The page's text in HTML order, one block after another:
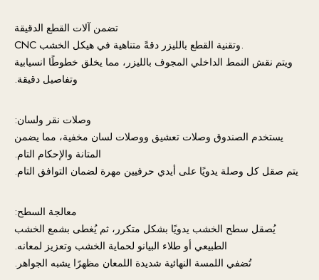
تضمن آلات القطع الدقيقة
CNC وتقنية القطع بالليزر دقةً متناهية في هيكل الخشب.
ويتم نقش النمط الداخلي المجوف بالليزر، مما يخلق خطوطًا انسيابية
وتفاصيل دقيقة.
وصلات نقر ولسان:
يستخدم الصندوق وصلات تعشيق ووصلات لسان مخفية، مما يضمن
المتانة والإحكام التام.
يتم صقل كل وصلة يدويًا على أيدي حرفيين مهرة لضمان التوافق التام.
معالجة السطح:
يُصقل سطح الخشب يدويًا بشكل متكرر، ثم يُغطى بشمع الخشب
الطبيعي أو طلاء البيانو لحماية الخشب وتعزيز لمعانه.
تُضفي اللمسة النهائية شديدة اللمعان مظهرًا يشبه الجواهر.